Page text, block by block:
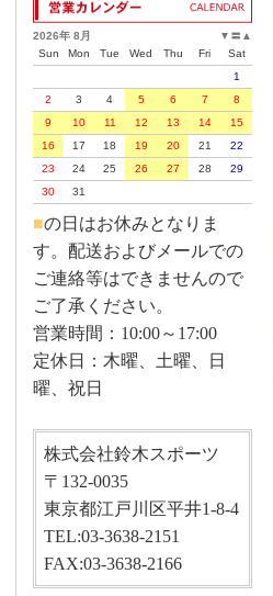
▲
〓
▼
2026年 8月
Sun
Mon Tue Wed Thu Fri
Sat
1
2
3 4 5 6 7
8
9
10 11 12 13 14
15
16
17 18 19 20 21
22
23
24 25 26 27 28
29
30
31
■の日はお休みとなりま
す。配送およびメールでの
ご連絡等はできませんので
ご了承ください。
営業時間：10:00～17:00
定休日：木曜、土曜、日
曜、祝日
株式会社鈴木スポーツ
〒132-0035
東京都江戸川区平井1-8-4
TEL:03-3638-2151
FAX:03-3638-2166